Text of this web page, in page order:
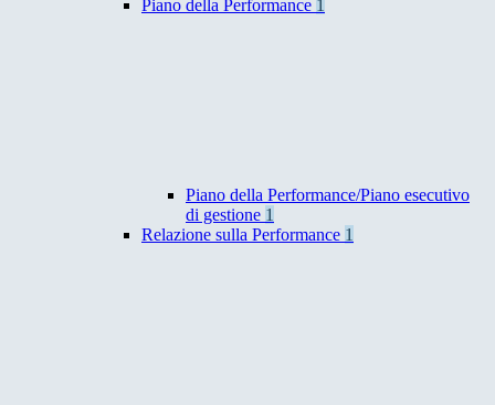
Piano della Performance 1
Piano della Performance/Piano esecutivo
di gestione 1
Relazione sulla Performance 1